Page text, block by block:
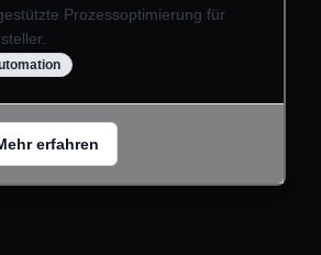
Prozessoptimierung für
erfahren